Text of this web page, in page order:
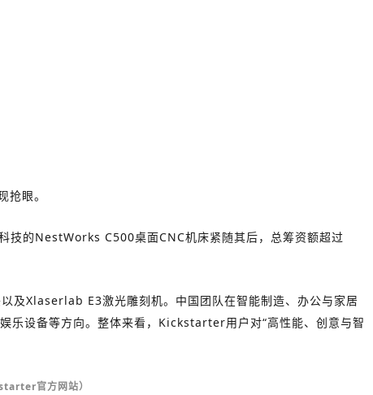
眼。
技的NestWorks C500桌面CNC机床紧随其后，总筹资额超过
及Xlaserlab E3激光雕刻机。中国团队在智能制造、办公与家居
乐设备等方向。整体来看，Kickstarter用户对“高性能、创意与智
官方网站）